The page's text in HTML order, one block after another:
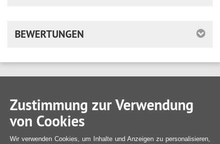
BEWERTUNGEN
Zustimmung zur Verwendung
von Cookies
Wir verwenden Cookies, um Inhalte und Anzeigen zu personalisieren,